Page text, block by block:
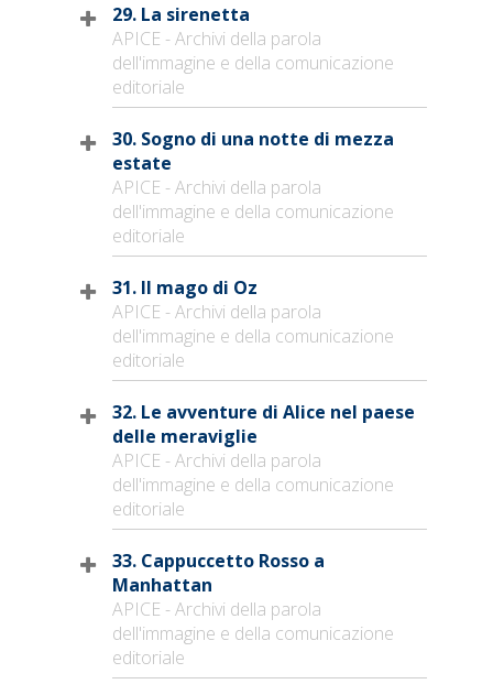
29. La sirenetta
APICE - Archivi della parola
dell'immagine e della comunicazione
editoriale
30. Sogno di una notte di mezza
estate
APICE - Archivi della parola
dell'immagine e della comunicazione
editoriale
31. Il mago di Oz
APICE - Archivi della parola
dell'immagine e della comunicazione
editoriale
32. Le avventure di Alice nel paese
delle meraviglie
APICE - Archivi della parola
dell'immagine e della comunicazione
editoriale
33. Cappuccetto Rosso a
Manhattan
APICE - Archivi della parola
dell'immagine e della comunicazione
editoriale